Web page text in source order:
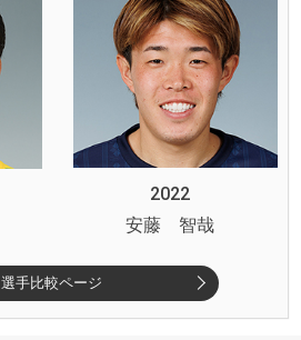
2022
安藤 智哉
選手比較ページ